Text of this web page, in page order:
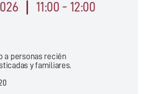
11:00 - 12:00
a personas recién
y familiares.